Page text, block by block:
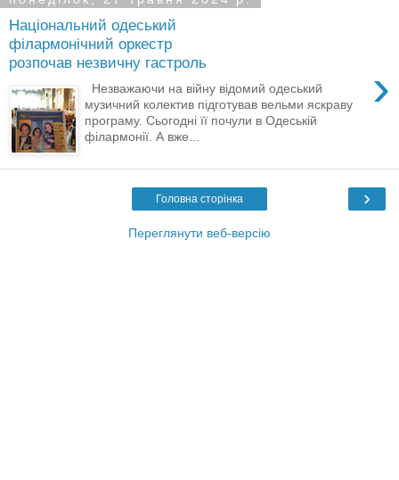
Національний одеський
філармонічний оркестр
розпочав незвичну гастроль
›
Незважаючи на війну відомий одеський
музичний колектив підготував вельми яскраву
програму. Сьогодні її почули в Одеській
філармонії. А вже...
›
Головна сторінка
Переглянути веб-версію